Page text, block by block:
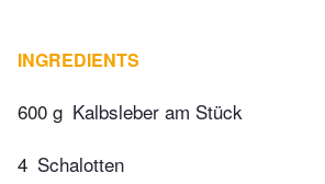
INGREDIENTS
600 g Kalbsleber am Stück
4 Schalotten